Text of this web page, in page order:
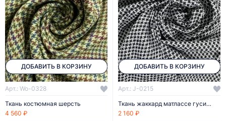
ДОБАВИТЬ В КОРЗИНУ
Арт.: Wo-0328
Ткань костюмная шерсть
4 560 ₽
ДОБАВИТЬ В КОРЗИНУ
Арт.: J-0215
Ткань жаккард матлассе гусиная лапка
2 160 ₽